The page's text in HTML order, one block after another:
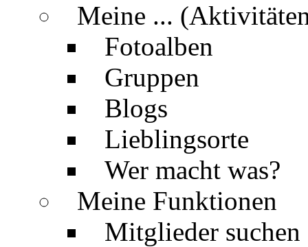
Meine ...
Fotoalben
Gruppen
Blogs
Lieblingsorte
Wer macht was?
Meine Funktionen
Mitglieder suchen